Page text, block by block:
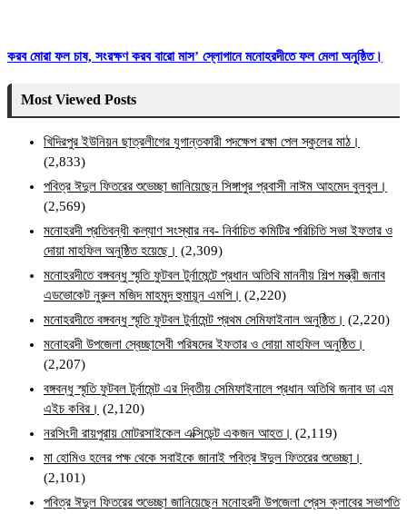
করব মোরা ফল চাষ, সংরক্ষণ করব বারো মাস’ স্লোগানে মনোহরদীতে ফল মেলা অনুষ্ঠিত।
Most Viewed Posts
খিদিরপুর ইউনিয়ন ছাত্রলীগের যুগান্তকারী পদক্ষেপ রক্ষা পেল স্কুলের মাঠ।
(2,833)
পবিত্র ঈদুল ফিতরের শুভেচ্ছা জানিয়েছেন সিঙ্গাপুর প্রবাসী নাঈম আহমেদ বুলবুল।
(2,569)
মনোহরদী প্রতিবন্ধী কল্যাণ সংস্থার নব- নির্বাচিত কমিটির পরিচিতি সভা ইফতার ও
দোয়া মাহফিল অনুষ্ঠিত হয়েছে। (2,309)
মনোহরদীতে বঙ্গবন্ধু স্মৃতি ফুটবল টুর্নামেন্টে প্রধান অতিথি মাননীয় শিল্প মন্ত্রী জনাব
এডভোকেট নুরুল মজিদ মাহমুদ হুমায়ূন এমপি। (2,220)
মনোহরদীতে বঙ্গবন্ধু স্মৃতি ফুটবল টুর্নামেন্ট প্রথম সেমিফাইনাল অনুষ্ঠিত। (2,220)
মনোহরদী উপজেলা স্বেচ্ছাসেবী পরিষদের ইফতার ও দোয়া মাহফিল অনুষ্ঠিত।
(2,207)
বঙ্গবন্ধু স্মৃতি ফুটবল টুর্নামেন্ট এর দ্বিতীয় সেমিফাইনালে প্রধান অতিথি জনাব ডা এম
এইচ কবির। (2,120)
নরসিংদী রায়পুরায় মোটরসাইকেল এক্সিডেন্ট একজন আহত। (2,119)
মা হোমিও হলের পক্ষ থেকে সবাইকে জানাই পবিত্র ঈদুল ফিতরের শুভেচ্ছা।
(2,101)
পবিত্র ঈদুল ফিতরের শুভেচ্ছা জানিয়েছেন মনোহরদী উপজেলা প্রেস ক্লাবের সভাপতি